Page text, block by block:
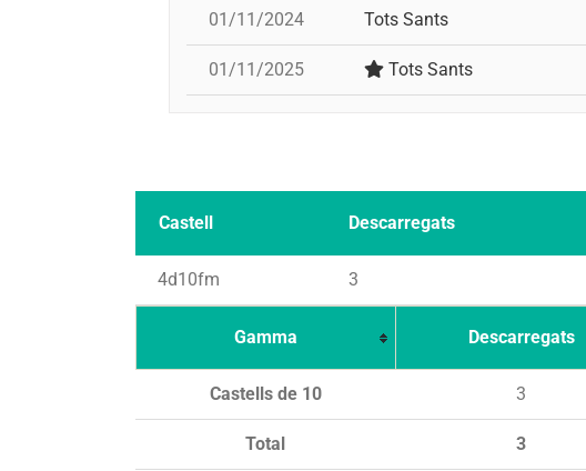
01/11/2024 Tots Sants
01/11/2025 Tots Sants
Castell Descarregats
4d10fm 3
Gamma Descarregats
Total 3
Castells de 10 3